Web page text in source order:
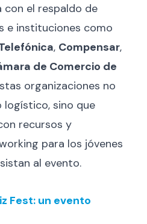
con el respaldo de
e instituciones como
, Compensar,
de Comercio de
organizaciones no
sino que
recursos y
para los jóvenes
al evento.
Fest: un evento